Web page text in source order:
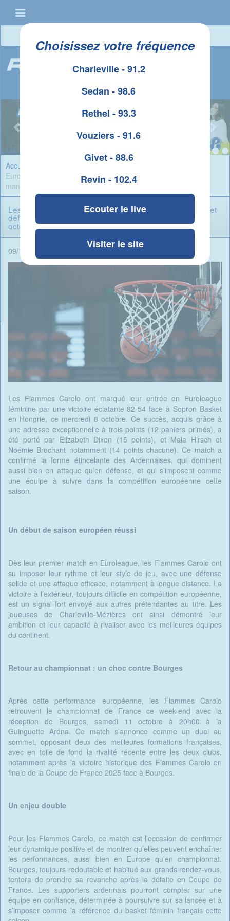
Choisissez votre fréquence
Charleville - 91.2
Sedan - 98.6
Rethel - 93.3
Vouziers - 91.6
Givet - 88.6
Revin - 102.4
Ecouter le live
Visiter le site
Accueil
Euroleague en fanfare et défient Bourges, un rdv à ne pas
manquer ce samedi 11 octobre
Les Flammes Carolo lancent leur Euroleague en fanfare et
défient Bourges, un rdv à ne pas manquer ce samedi 11
octobre
09/10/2025 - 08:28 -
Les Flammes Carolo ont marqué leur entrée en Euroleague
féminine par une victoire éclatante 82-54 face à Sopron Basket
en Hongrie, ce mercredi 8 octobre. Ce succès, acquis grâce à
une adresse exceptionnelle à trois points (12 paniers primés), a
été porté par Elizabeth Dixon (15 points), et Maia Hirsch et
Noémie Brochant notamment (14 points chacune). Ce match a
confirmé la forme étincelante des Ardennaises, qui dominent
aussi bien en attaque qu’en défense, et qui s’imposent comme
une équipe à suivre dans la compétition européenne cette
saison.
Un début de saison européen réussi
Dès leur premier match en Euroleague, les Flammes Carolo ont
su imposer leur rythme et leur style de jeu, avec une défense
solide et une attaque efficace, notamment à longue distance. La
victoire à l’extérieur, toujours difficile en compétition européenne,
est un signal fort envoyé aux autres prétendantes au titre. Les
joueuses de Charleville-Mézières ont ainsi démontré leur
ambition et leur capacité à rivaliser avec les meilleures équipes
du continent.
Retour au championnat : un choc contre Bourges
Après cette performance européenne, les Flammes Carolo
retrouvent le championnat de France ce week-end avec la
réception de Bourges, samedi 11 octobre à 20h00 à la
Guinguette Aréna. Ce match s’annonce comme un duel au
sommet, opposant deux des meilleures formations françaises,
avec en toile de fond la rivalité récente entre les deux clubs,
notamment après la victoire historique des Flammes Carolo en
finale de la Coupe de France 2025 face à Bourges.
Un enjeu double
Pour les Flammes Carolo, ce match est l’occasion de confirmer
leur dynamique positive et de montrer qu’elles peuvent enchaîner
les performances, aussi bien en Europe qu’en championnat.
Bourges, toujours redoutable et habitué aux grands rendez-vous,
tentera de prendre sa revanche après la défaite en Coupe de
France. Les supporters ardennais pourront compter sur une
équipe en confiance, déterminée à poursuivre sur sa lancée et à
s’imposer comme la référence du basket féminin français cette